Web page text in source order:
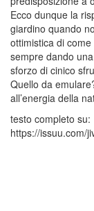
Ecco dunque la
giardino quando
ottimistica di
sempre dando
sforzo di cinico
Quello da
all’energia della
testo completo su:
https://issuu.com/